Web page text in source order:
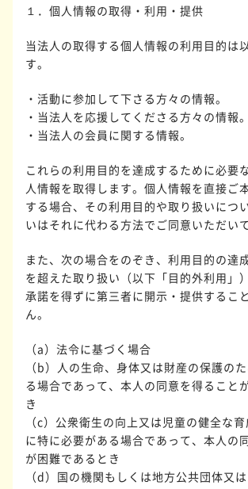
１．個人情報の取得・利用・提供
当法人の取得する個人情報の利用目的は
す。
・活動に参加して下さる方々の情報。
・当法人を応援してくださる方々の情報。
・当法人の会員に関する情報。
これらの利用目的を達成するために必要
人情報を取得します。個人情報を直接ご
する場合、その利用目的や取り扱いにつ
いはそれに代わる方法でご同意いただい
また、次の場合をのぞき、利用目的の達
を超えた取り扱い（以下「目的外利用」
承諾を得ずに第三者に開示・提供するこ
ん。
（a）法令に基づく場合
（b）人の生命、身体又は財産の保護の
る場合であって、本人の同意を得ること
き
（c）公衆衛生の向上又は児童の健全な
に特に必要がある場合であって、本人の
が困難であるとき
（d）国の機関もしくは地方公共団体又